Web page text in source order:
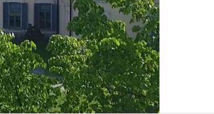
forme di contratto agricolo più diffuse
ma le proprietà in Rho furono anche
Antonio, poco più che quindicenne, nel
Cornaggia Medici, rispettivamente